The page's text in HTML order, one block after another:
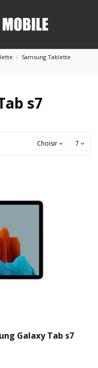
Samsung Tablette
s7
Choisir 7
Galaxy Tab s7